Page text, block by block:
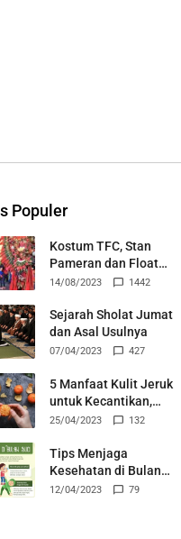
Populer
Kostum TFC, Stan
Pameran dan Float
Durian Parigi Moutong
2023
14/08/2023 1442
Sejarah Sholat Jumat
dan Asal Usulnya
07/04/2023 427
5 Manfaat Kulit Jeruk
untuk Kecantikan,
Bisa Jadi Skincare
25/04/2023 132
Tips Menjaga
Kesehatan di Bulan
Suci Ramadhan
12/04/2023 79